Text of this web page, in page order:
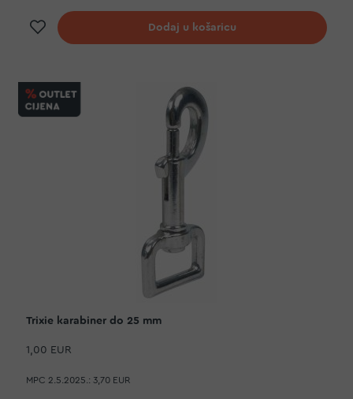
Dodaj na listu želja
Dodaj u košaricu
Trixie karabiner do 25 mm
1,00 EUR
MPC 2.5.2025.: 3,70 EUR